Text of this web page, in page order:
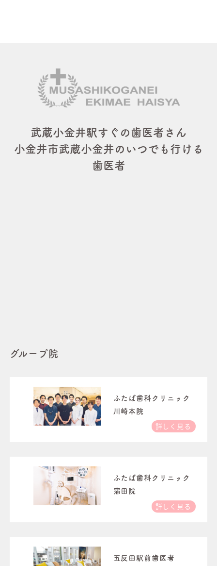
武蔵小金井駅すぐの歯医者さん
小金井市武蔵小金井のいつでも行ける
歯医者
グループ院
ふたば歯科クリニック
川崎本院
詳しく見る
ふたば歯科クリニック
蒲田院
詳しく見る
五反田駅前歯医者